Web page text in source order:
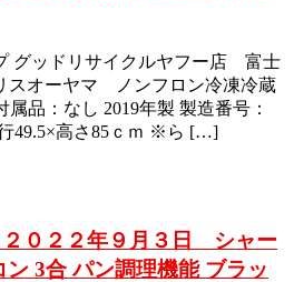
グッドリサイクルヤフー店 富士
オーヤマ ノンフロン冷凍冷蔵
品：なし 2019年製 製造番号：
行49.5×高さ85ｃｍ ※ら […]
２０２２年９月３日 シャー
3合 パン調理機能 ブラッ